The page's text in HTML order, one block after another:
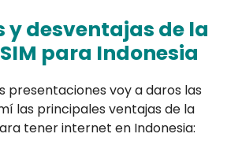
y desventajas de la
para Indonesia
presentaciones voy a daros las
las principales ventajas de la
tener internet en Indonesia: